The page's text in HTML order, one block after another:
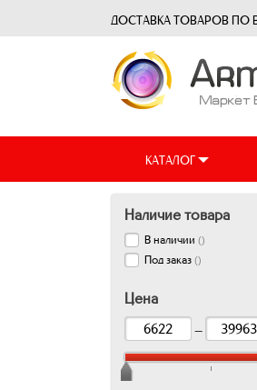
ДОСТАВКА ТОВАРОВ ПО
КАТАЛОГ
Наличие товара
В наличии ()
Под заказ ()
Цена
—